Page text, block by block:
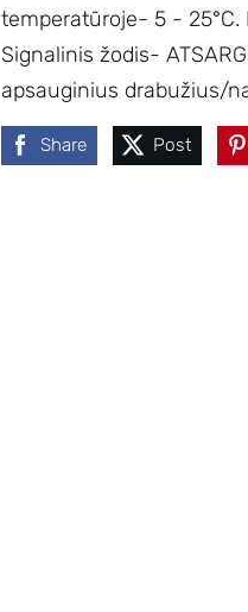
temperatūroje- 5 - 25°C.
Signalinis žodis-
apsauginius drabužius/
Share Post